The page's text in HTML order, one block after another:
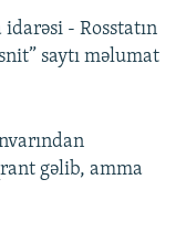
- Rosstatın
saytı məlumat
gəlib, amma